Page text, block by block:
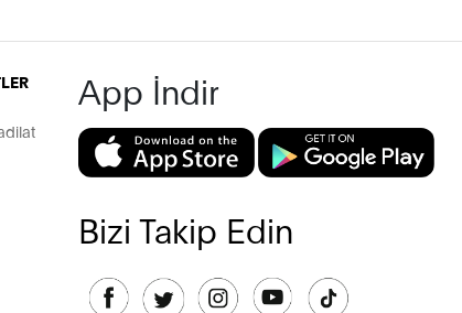
App İndir
Bizi Takip Edin